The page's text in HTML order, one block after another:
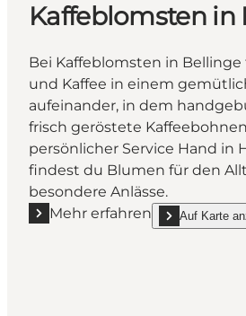
Kaffeblomsten in
Bei Kaffeblomsten in
und Kaffee in einem
aufeinander, in dem
frisch geröstete
persönlicher Service Hand in
findest du Blumen für den
besondere Anlässe.
Mehr erfahren
Mehr erfahren "Kaffeblomsten
Auf Karte
show